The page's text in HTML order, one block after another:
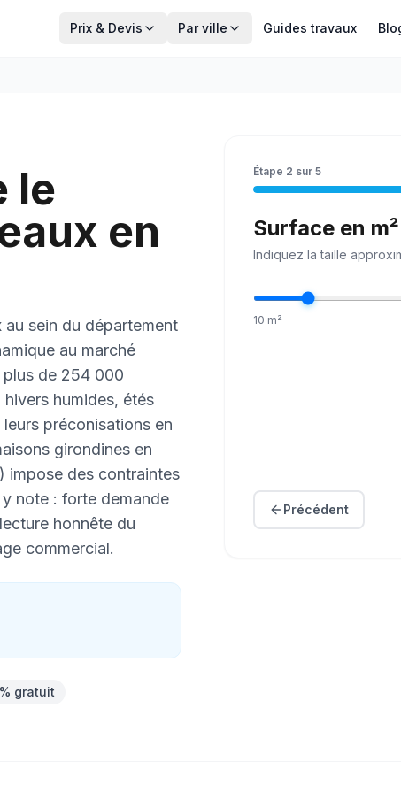
Prix & Devis Par ville Guides travaux
le
en
au sein du département
au marché
plus de 254 000
humides, étés
préconisations en
girondines en
impose des contraintes
note : forte demande
honnête du
commercial.
gratuit
Étape 2 sur 5
Surface en m²
Indiquez lataille
10 m²
Précédent